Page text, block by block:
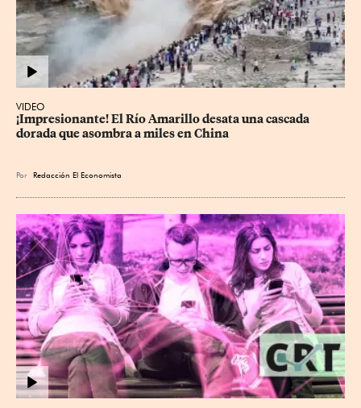
VIDEO
¡Impresionante! El Río Amarillo desata una cascada
dorada que asombra a miles en China
Por Redacción El Economista